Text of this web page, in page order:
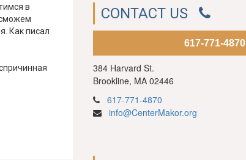
в
сможем
Как писал
CONTACT US
617-771-4870
384 Harvard St.
Brookline, MA 02446
617-771-4870
info@CenterMakor.org